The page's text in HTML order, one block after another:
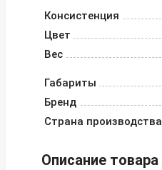
Консистенция
Цвет
Вес
Габариты
Бренд
Страна производства
Описание товара